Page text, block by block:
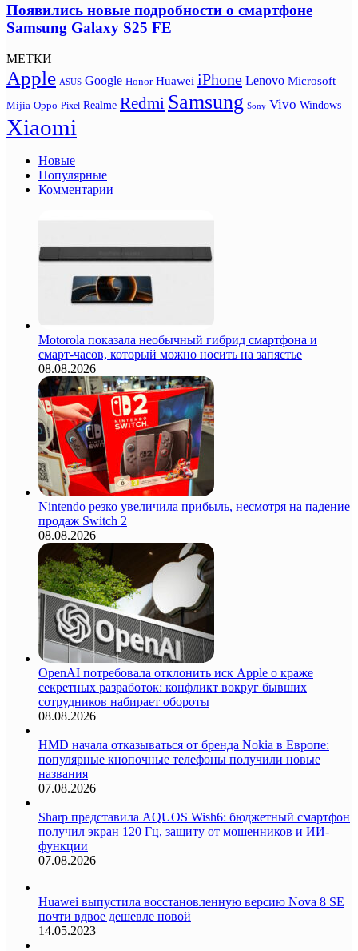
Появились новые подробности о смартфоне
Samsung Galaxy S25 FE
МЕТКИ
Apple ASUS Google Honor Huawei iPhone Lenovo Microsoft
Mijia Oppo Pixel Realme Redmi Samsung Sony Vivo Windows
Xiaomi
Новые
Популярные
Комментарии
Motorola показала необычный гибрид смартфона и
смарт-часов, который можно носить на запястье
08.08.2026
Nintendo резко увеличила прибыль, несмотря на падение
продаж Switch 2
08.08.2026
OpenAI потребовала отклонить иск Apple о краже
секретных разработок: конфликт вокруг бывших
сотрудников набирает обороты
08.08.2026
HMD начала отказываться от бренда Nokia в Европе:
популярные кнопочные телефоны получили новые
названия
07.08.2026
Sharp представила AQUOS Wish6: бюджетный смартфон
получил экран 120 Гц, защиту от мошенников и ИИ-
функции
07.08.2026
Huawei выпустила восстановленную версию Nova 8 SE
почти вдвое дешевле новой
14.05.2023